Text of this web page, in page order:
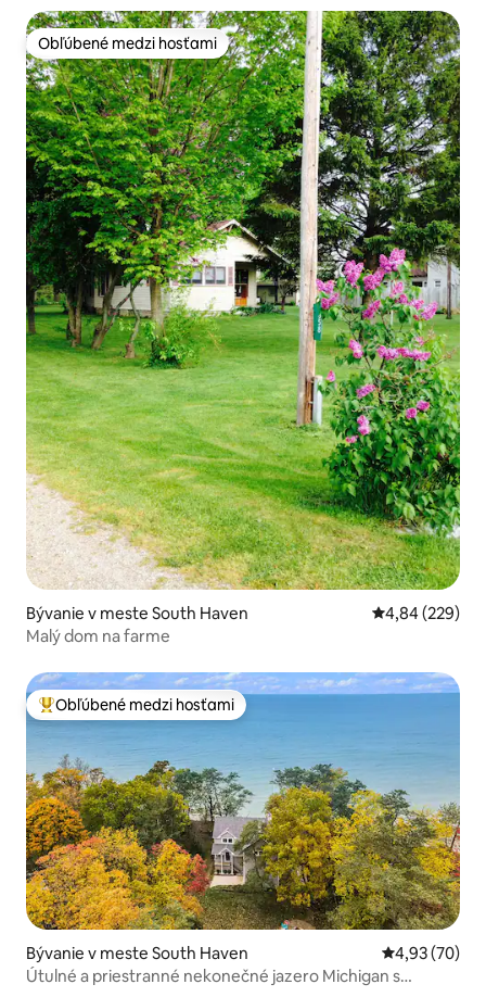
Obľúbené medzi hosťami
Obľúbené medzi hosťami
Bývanie v meste South Haven Priemerné
4,84 (229)
Malý dom na farme
Najobľúbenejšie medzi hosťami
Obľúbené medzi hosťami
Bývanie v meste South Haven Priemerné
4,93 (70)
Útulné a priestranné nekonečné jazero Michigan s